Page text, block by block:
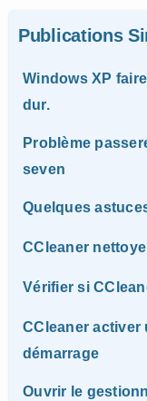
Publications
Windows XP
dur.
Problème
seven
Quelques
CCleaner
Vérifier si
CCleaner activer
démarrage
Ouvrir le